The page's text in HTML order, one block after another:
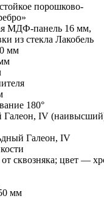
порошково-
МДФ-панель 16 мм,
из стекла Лакобель
мм
180°
Галеон, IV
Галеон, IV
сквозняка; цвет —
мм